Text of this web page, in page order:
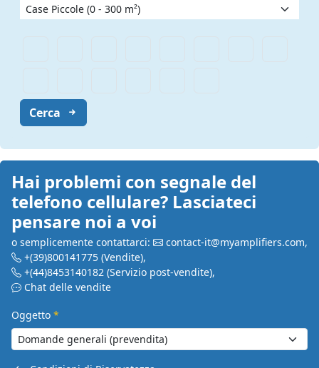
Cerca
Hai problemi con segnale del
telefono cellulare? Lasciateci
pensare noi a voi
o semplicemente contattarci: contact-it@myamplifiers.com,
+(39)800141775 (Vendite),
+(44)8453140182 (Servizio post-vendite),
Chat delle vendite
Oggetto *